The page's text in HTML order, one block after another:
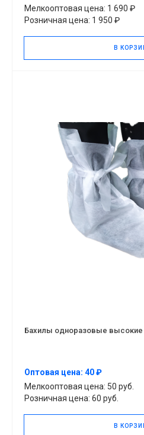
Мелкооптовая цена: 1 690 ₽
Розничная цена: 1 950 ₽
В
Бахилы одноразовые высокие
Оптовая цена: 40 ₽
Мелкооптовая цена: 50 руб.
Розничная цена: 60 руб.
В